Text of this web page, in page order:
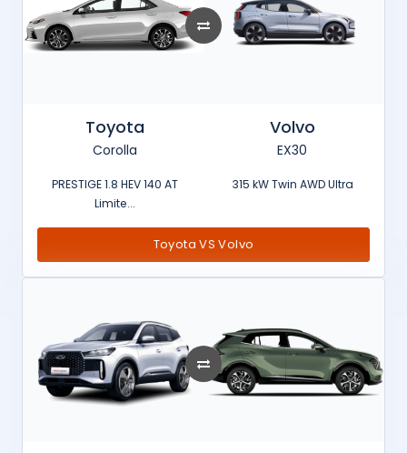
Toyota
Corolla
PRESTIGE 1.8 HEV 140 AT
Limite...
Volvo
EX30
315 kW Twin AWD Ultra
Toyota VS Volvo